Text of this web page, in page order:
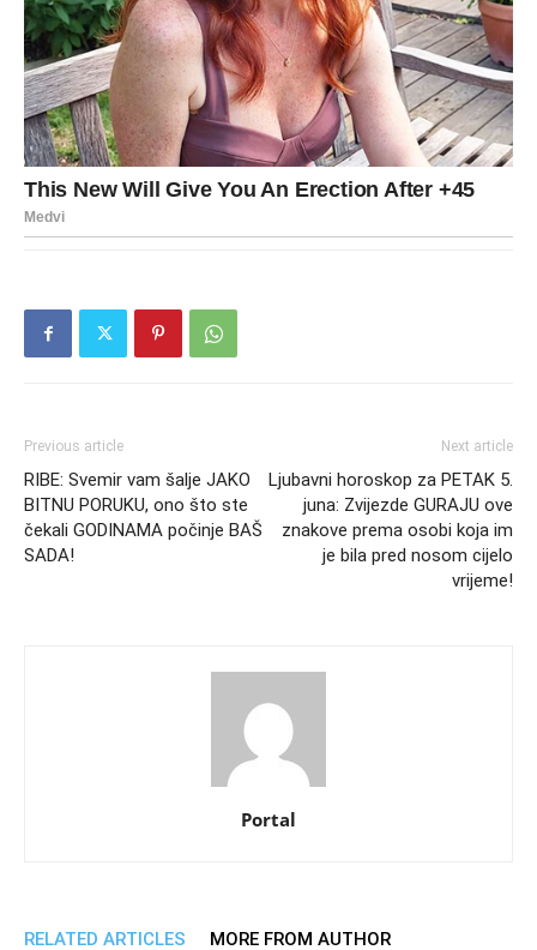
Previous article
RIBE: Svemir vam šalje JAKO
BITNU PORUKU, ono što ste
čekali GODINAMA počinje BAŠ
SADA!
Next article
Ljubavni horoskop za PETAK 5.
juna: Zvijezde GURAJU ove
znakove prema osobi koja im
je bila pred nosom cijelo
vrijeme!
Portal
RELATED ARTICLES MORE FROM AUTHOR